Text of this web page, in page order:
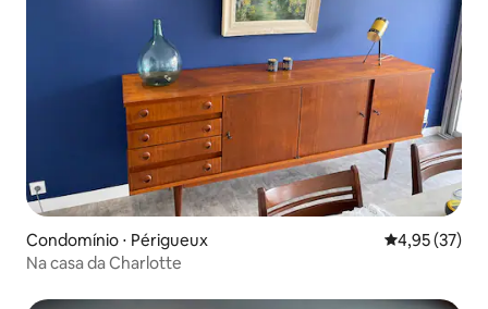
Condomínio ⋅ Périgueux 4,95 de uma
4,95 (37)
Na casa da Charlotte